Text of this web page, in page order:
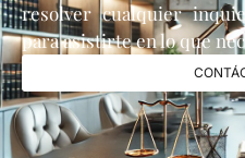
resolver cualquier
para asistirte en lo que